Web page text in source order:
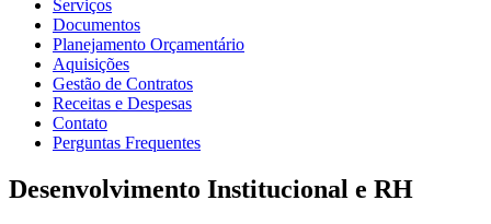
Serviços
Documentos
Planejamento Orçamentário
Aquisições
Gestão de Contratos
Receitas e Despesas
Contato
Perguntas Frequentes
Desenvolvimento Institucional e RH